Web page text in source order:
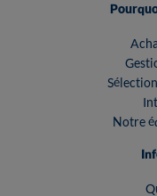
Notre